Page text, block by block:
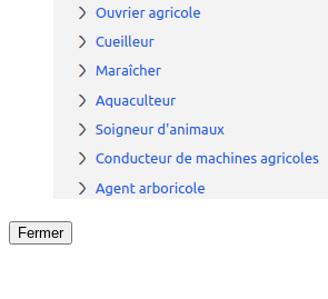
Fermer